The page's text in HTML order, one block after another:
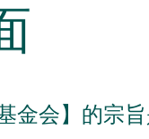
金会】的宗